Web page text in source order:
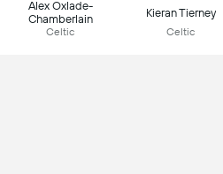
Alex Oxlade-
Chamberlain
Celtic
Kieran Tierney
Celtic